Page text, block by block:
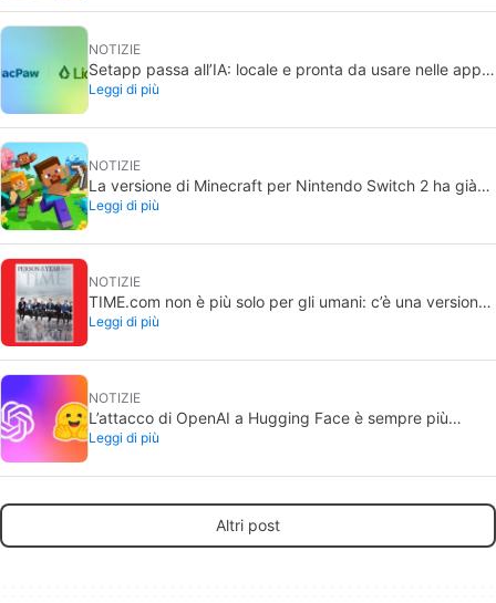
NOTIZIE
Setapp passa all’IA: locale e pronta da usare nelle app
del Mac
Leggi di più
NOTIZIE
La versione di Minecraft per Nintendo Switch 2 ha già
una data di uscita
Leggi di più
NOTIZIE
TIME.com non è più solo per gli umani: c’è una versione
segreta che vedono solo le macchine, ed è un’ottima
Leggi di più
NOTIZIE
L’attacco di OpenAI a Hugging Face è sempre più
preoccupante: i modelli l’hanno pianificato per setimane
Leggi di più
Altri post